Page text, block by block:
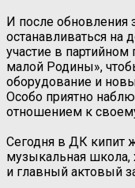
И после обновления
останавливаться на
участие в партийном
малой Родины»,
оборудование и
Особо приятно
отношением к
Сегодня в ДК кипит
музыкальная школа,
и главный актовый